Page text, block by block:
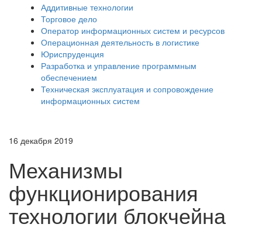
Аддитивные технологии
Торговое дело
Оператор информационных систем и ресурсов
Операционная деятельность в логистике
Юриспруденция
Разработка и управление программным
обеспечением
Техническая эксплуатация и сопровождение
информационных систем
16 декабря 2019
Механизмы
функционирования
технологии блокчейна